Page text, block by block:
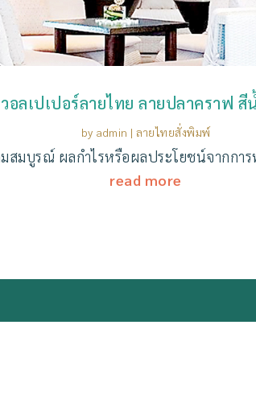
วอลเปเปอร์ลายไทย ลายปลาคราฟ สี
by admin | ลายไทยสั่งพิมพ์
บูรณ์ ผลกำไรหรือผลประโยชน์จากการ
read more